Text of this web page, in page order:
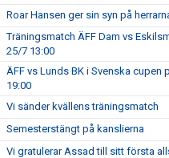
Roar Hansen ger sin syn på
Träningsmatch ÄFF Dam vs
25/7 13:00
ÄFF vs Lunds BK i Svenska cupen
19:00
Vi sänder kvällens träningsmatch
Semesterstängt på kanslierna
Vi gratulerar Assad till sitt första